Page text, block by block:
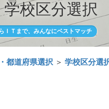
校区分選択
ＩＴまで、みんなにベストマッチ
都道府県選択 ＞ 学校区分選